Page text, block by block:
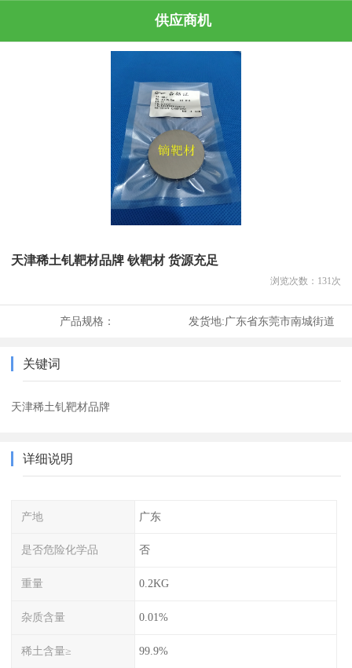
供应商机
天津稀土钆靶材品牌 钬靶材 货源充足
浏览次数： 131 次
产品规格： 发货地:广东省东莞市南城街道
关键词
天津稀土钆靶材品牌
详细说明
产地 广东
是否危险化学品 否
重量 0.2KG
杂质含量 0.01%
稀土含量≥ 99.9%